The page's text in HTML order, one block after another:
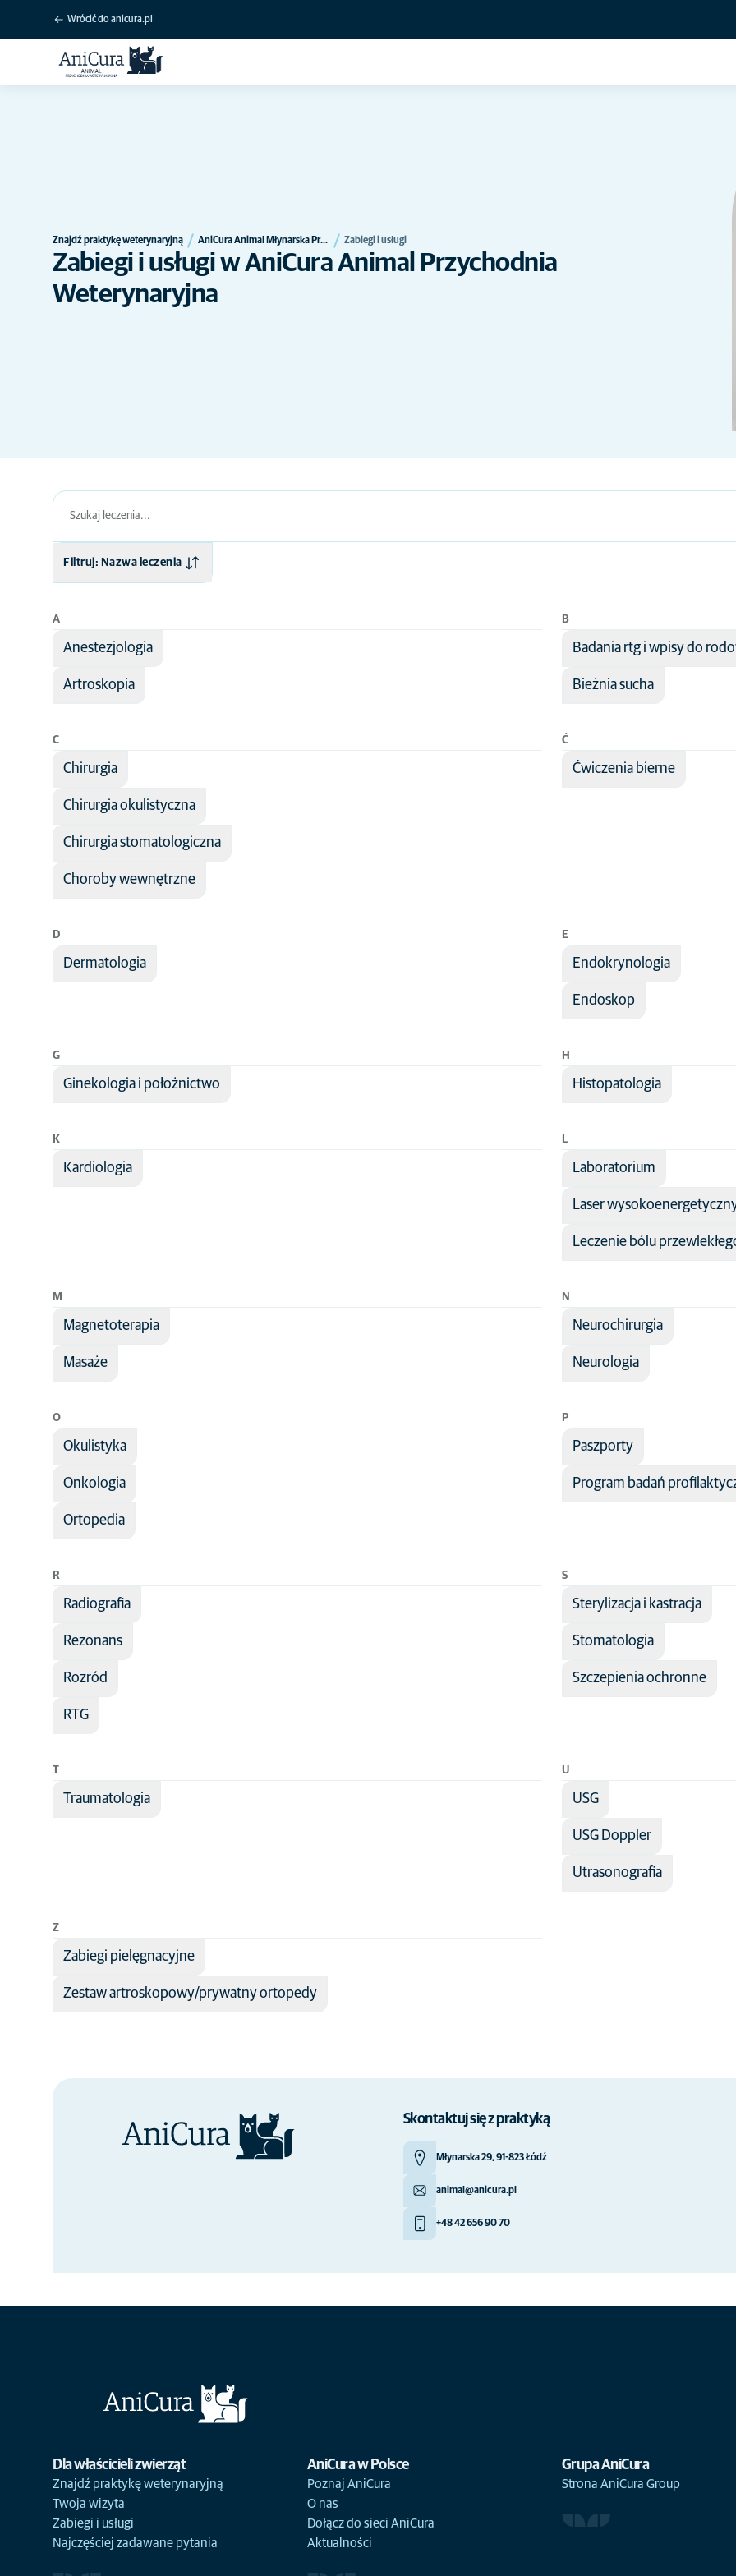
Wrócić do anicura.pl
Znajdź praktykę weterynaryjną AniCura Animal Młynarska Przychodnia Weterynaryjna Zabiegi i usługi
Zabiegi i usługi w AniCura Animal Przychodnia
Weterynaryjna
Filtruj: Nazwa leczenia
A
Anestezjologia
Artroskopia
B
Badania rtg i wpisy do
Bieżnia sucha
C
Chirurgia
Chirurgia okulistyczna
Chirurgia stomatologiczna
Choroby wewnętrzne
Ć
Ćwiczenia bierne
D
Dermatologia
E
Endokrynologia
Endoskop
G
Ginekologia i położnictwo
H
Histopatologia
K
Kardiologia
L
Laboratorium
Laser
Leczenie bólu
M
Magnetoterapia
Masaże
N
Neurochirurgia
Neurologia
O
Okulistyka
Onkologia
Ortopedia
P
Paszporty
Program badań
R
Radiografia
Rezonans
Rozród
RTG
S
Sterylizacja i kastracja
Stomatologia
Szczepienia ochronne
T
Traumatologia
U
USG
USG Doppler
Utrasonografia
Z
Zabiegi pielęgnacyjne
Zestaw artroskopowy/prywatny ortopedy
Skontaktuj się z praktyką
Młynarska 29, 91-823 Łódź
animal@anicura.pl
+48 42 656 90 70
Dla właścicieli zwierząt
Znajdź praktykę weterynaryjną
Twoja wizyta
Zabiegi i usługi
Najczęściej zadawane pytania
AniCura w Polsce
Poznaj AniCura
O nas
Dołącz do sieci AniCura
Aktualności
Grupa AniCura
Strona AniCura Group